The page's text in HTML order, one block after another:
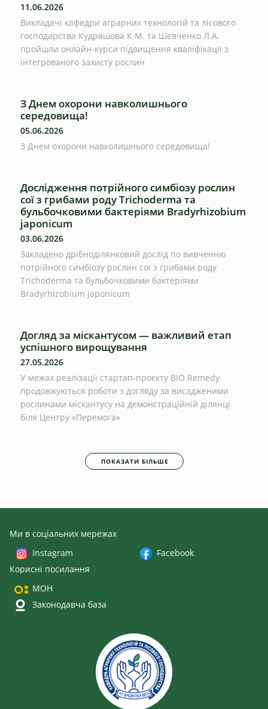
11.06.2026
Викладачі кафедри аграрних технологій та лісового
господарства Кудряшова К.М. та Шевченко Л.А.
пройшли онлайн-курси підвищення кваліфікації з
інтегрованого захисту рослин
З Днем охорони навколишнього
середовища!
05.06.2026
З Днем охорони навколишнього середовища!
Дослідження потрійного симбіозу рослин
сої з грибами роду Trichoderma та
бульбочковими бактеріями Bradyrhizobium
japonicum
03.06.2026
Закладено дрібноділянковий дослід по вивченню
потрійного симбіозу рослин сої з грибами роду
Trichoderma та бульбочковими бактеріями
Bradyrhizobium japonicum
Догляд за міскантусом — важливий етап
успішного вирощування
27.05.2026
У межах реалізації стартап-проєкту BIO Remedy
продовжуються роботи з догляду за висадженими
рослинами міскантусу на демонстраційній ділянці
біля Центру «Перемога»
ПОКАЗАТИ БІЛЬШЕ
Ми в соціальних мережах
Instagram
Facebook
Корисні посилання
МОН
Законодавча база